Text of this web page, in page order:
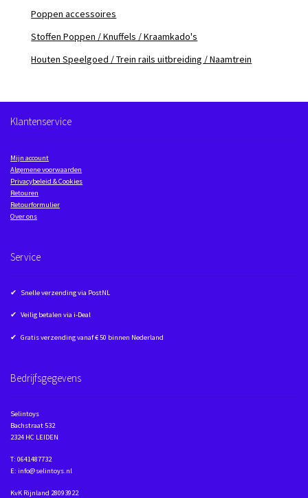
Poppen accessoires
Stoffen Poppen / Knuffels / Kraamkado's
Houten Speelgoed / Trein rails uitbreiding / Naamtrein
Klantenservice
Mijn account
Algemene voorwaarden
Privacybeleid & Cookies
Retouren
Retourformulier
Over ons
Service
✔ Snelle verzending via PostNL
✔ Veilig betalen via i-Deal
✔ Gratis verzending vanaf € 50 binnen Nederland
Bedrijfsgegevens
Selintoys
Bachstraat 532
2324 HC LEIDEN
T: 0641487732
E: info@selintoys.nl
KvK Rijnland 28093922